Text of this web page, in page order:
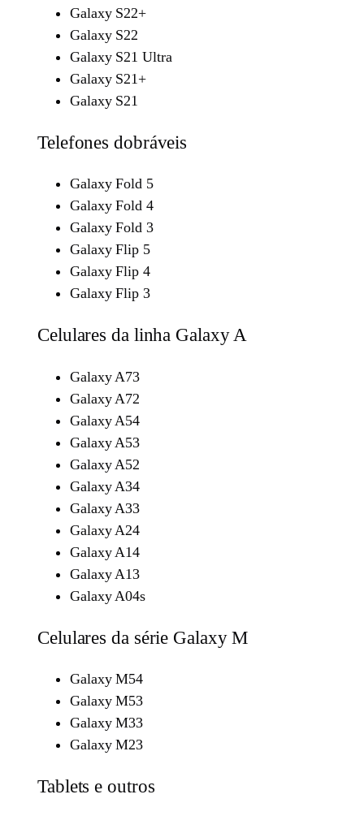
Galaxy S22+
Galaxy S22
Galaxy S21 Ultra
Galaxy S21+
Galaxy S21
Telefones dobráveis
Galaxy Fold 5
Galaxy Fold 4
Galaxy Fold 3
Galaxy Flip 5
Galaxy Flip 4
Galaxy Flip 3
Celulares da linha Galaxy A
Galaxy A73
Galaxy A72
Galaxy A54
Galaxy A53
Galaxy A52
Galaxy A34
Galaxy A33
Galaxy A24
Galaxy A14
Galaxy A13
Galaxy A04s
Celulares da série Galaxy M
Galaxy M54
Galaxy M53
Galaxy M33
Galaxy M23
Tablets e outros